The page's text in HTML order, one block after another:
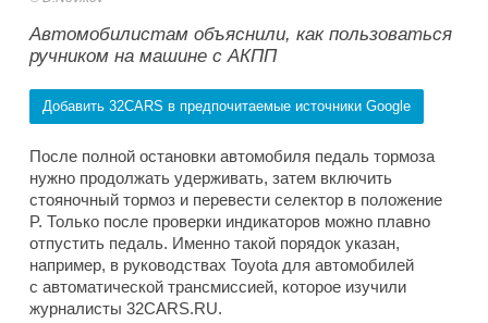
Автомобилистам объяснили, как пользоваться
ручником на машине с АКПП
Добавить 32CARS в предпочитаемые источники Google
После полной остановки автомобиля педаль тормоза
нужно продолжать удерживать, затем включить
стояночный тормоз и перевести селектор в положение
P. Только после проверки индикаторов можно плавно
отпустить педаль. Именно такой порядок указан,
например, в руководствах Toyota для автомобилей
с автоматической трансмиссией, которое изучили
журналисты 32CARS.RU.